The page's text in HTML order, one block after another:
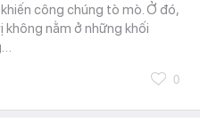
công chúng tò mò. Ở đó,
không nằm ở những khối
0